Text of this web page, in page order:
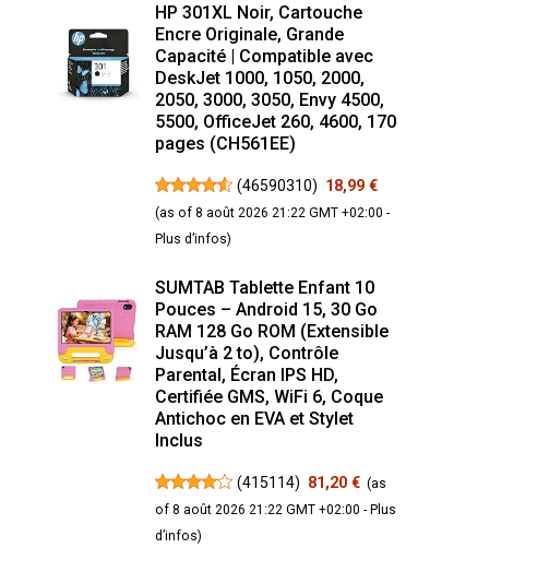
HP 301XL Noir, Cartouche
Encre Originale, Grande
Capacité | Compatible avec
DeskJet 1000, 1050, 2000,
2050, 3000, 3050, Envy 4500,
5500, OfficeJet 260, 4600, 170
pages (CH561EE)
(46590310) 18,99 €
(as of 8 août 2026 21:22 GMT +02:00 -
Plus d’infos)
SUMTAB Tablette Enfant 10
Pouces – Android 15, 30 Go
RAM 128 Go ROM (Extensible
Jusqu’à 2 to), Contrôle
Parental, Écran IPS HD,
Certifiée GMS, WiFi 6, Coque
Antichoc en EVA et Stylet
Inclus
(415114) 81,20 € (as
of 8 août 2026 21:22 GMT +02:00 -Plus
d’infos)